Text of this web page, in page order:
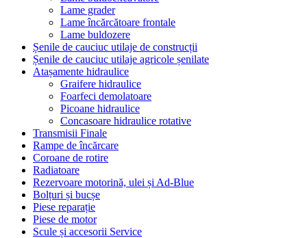
Lame grader
Lame încărcătoare frontale
Lame buldozere
Șenile de cauciuc utilaje de construcții
Șenile de cauciuc utilaje agricole șenilate
Atașamente hidraulice
Graifere hidraulice
Foarfeci demolatoare
Picoane hidraulice
Concasoare hidraulice rotative
Transmisii Finale
Rampe de încărcare
Coroane de rotire
Radiatoare
Rezervoare motorină, ulei și Ad-Blue
Bolțuri și bucșe
Piese reparație
Piese de motor
Scule și accesorii Service